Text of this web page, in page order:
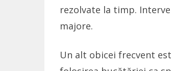
rezolvate la timp.
majore.
Un alt obicei frecvent